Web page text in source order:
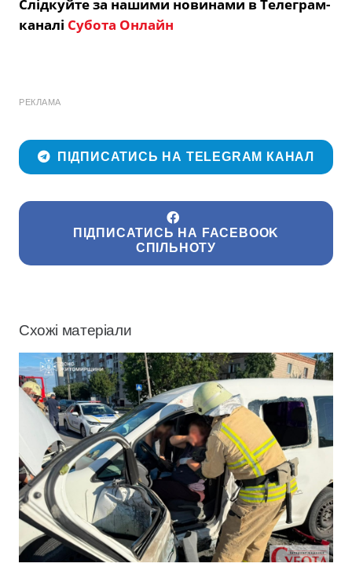
Слідкуйте за нашими новинами в Телеграм-
каналі Субота Онлайн
РЕКЛАМА
ПІДПИСАТИСЬ НА TELEGRAM КАНАЛ
ПІДПИСАТИСЬ НА FACEBOOK
СПІЛЬНОТУ
Схожі матеріали